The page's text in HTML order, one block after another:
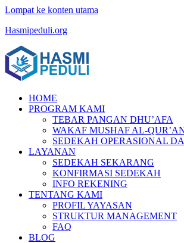
Lompat ke konten utama
Hasmipeduli.org
HOME
PROGRAM KAMI
TEBAR PANGAN DHU’AFA
WAKAF MUSHAF AL-
SEDEKAH OPERASIONAL
LAYANAN
SEDEKAH SEKARANG
KONFIRMASI SEDEKAH
INFO REKENING
TENTANG KAMI
PROFIL YAYASAN
STRUKTUR MANAGEMENT
FAQ
BLOG